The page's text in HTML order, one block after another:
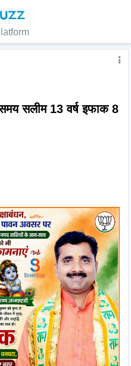
सलीम 13 वर्ष इफाक 8